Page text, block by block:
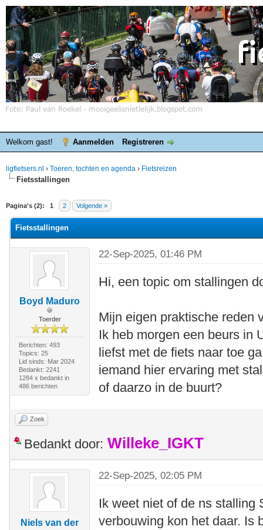
Welkom gast! Aanmelden Registreren
ligfietsers.nl › Toeren, tochten en agenda › Fietsreizen
Fietsstallingen
Pagina's (2): 1 2 Volgende »
waardering is 0
Fietsstallingen
Boyd Maduro
Toerder
Berichten: 493
Topics: 25
Lid sinds: Mar 2024
Bedankt: 2241
1284 x bedankt in
486 berichten
22-Sep-2025, 01:46 PM
Hi, een topic om stallingen
Mijn eigen praktische reden
Ik heb morgen een beurs in
liefst met de fiets naar toe
iemand hier ervaring met
of daarzo in de buurt?
Zoek
Bedankt door: Willeke_IGKT
Niels van der
22-Sep-2025, 02:05 PM
Ik weet niet of de ns stalling
verbouwing kon het daar. Is